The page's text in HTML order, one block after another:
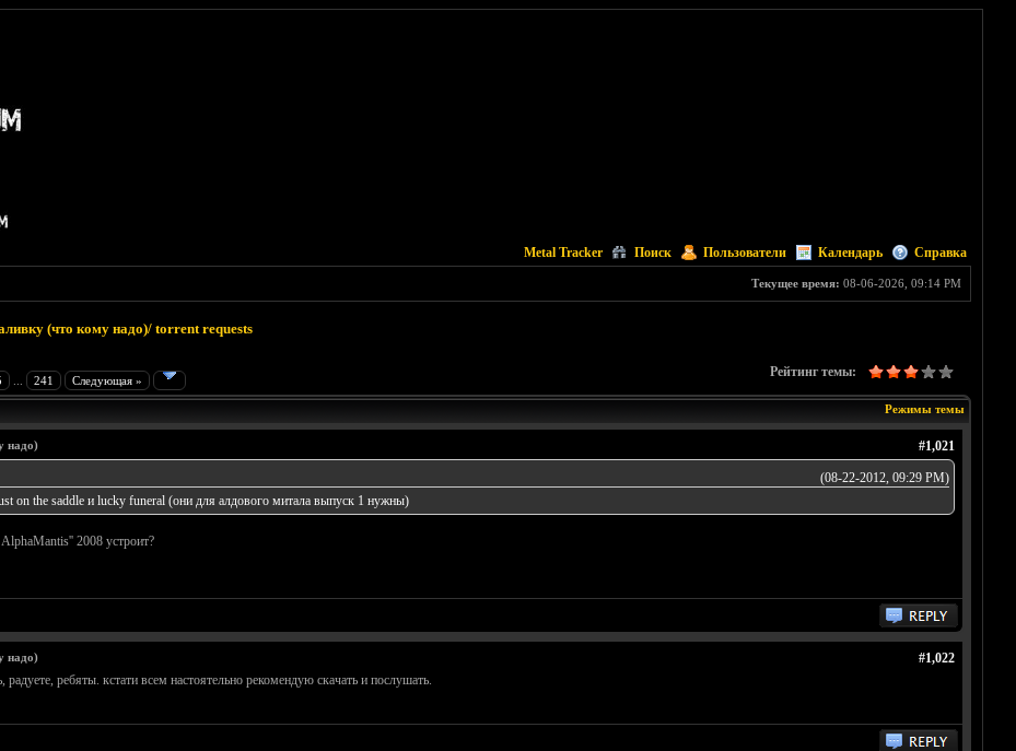
Metal Tracker Поиск Пользователи Календарь Справка
Текущее время: 08-06-2026, 09:14 PM
(что кому надо)/ torrent requests
241 Следующая »
Рейтинг темы:
Режимы темы
#1,021
надо)
(08-22-2012, 09:29 PM)
on the saddle и lucky funeral (они для алдового митала выпуск 1 нужны)
2008 устроит?
#1,022
надо)
радуете, ребяты. кстати всем настоятельно рекомендую скачать и послушать.